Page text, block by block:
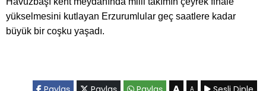
yükselmesini kutlayan Erzurumlular geç saatlere kadar
büyük bir coşku yaşadı.
A